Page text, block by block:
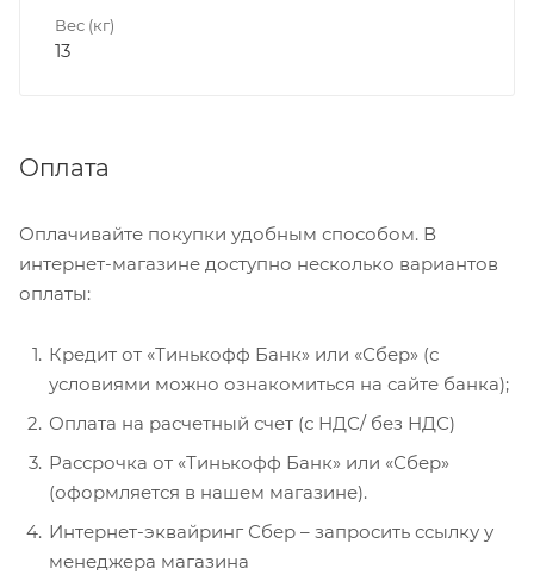
Вес (кг)
13
Оплата
Оплачивайте покупки удобным способом. В
интернет-магазине доступно несколько вариантов
оплаты:
Кредит от «Тинькофф Банк» или «Сбер» (с
условиями можно ознакомиться на сайте банка);
Оплата на расчетный счет (с НДС/ без НДС)
Рассрочка от «Тинькофф Банк» или «Сбер»
(оформляется в нашем магазине).
Интернет-эквайринг Сбер – запросить ссылку у
менеджера магазина